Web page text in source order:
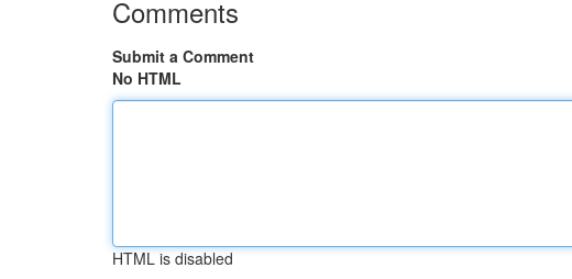
Comments
Submit a Comment
No HTML
HTML is disabled